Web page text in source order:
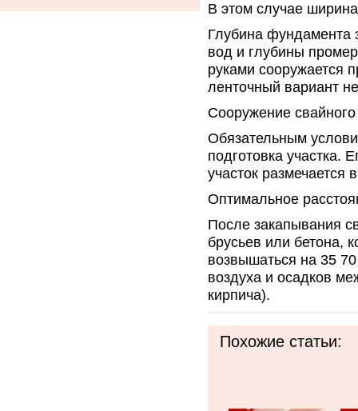
В этом случае
Глубина фундамента
вод и глубины
руками сооружается
ленточный вариант
Сооружение
Обязательным
подготовка участка.
участок размечается
Оптимальное
После закапывания
брусьев или бетона,
возвышаться на 35
воздуха и осадков
кирпича).
Похожие статьи: